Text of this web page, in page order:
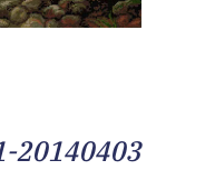
20140403